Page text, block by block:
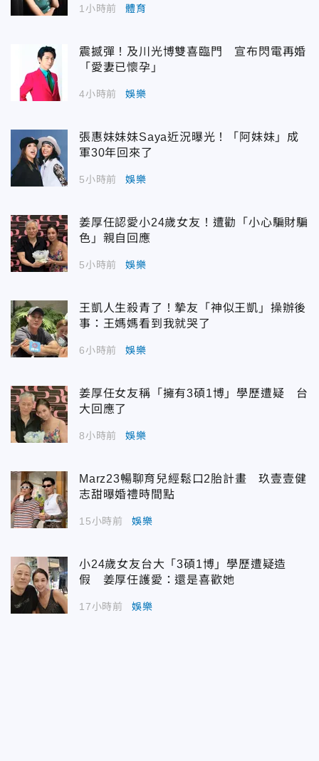
1小時前 體育
震撼彈！及川光博雙喜臨門 宣布閃電再婚
「愛妻已懷孕」
4小時前 娛樂
張惠妹妹妹Saya近況曝光！「阿妹妹」成
軍30年回來了
5小時前 娛樂
姜厚任認愛小24歲女友！遭勸「小心騙財騙
色」親自回應
5小時前 娛樂
王凱人生殺青了！摯友「神似王凱」操辦後
事：王媽媽看到我就哭了
6小時前 娛樂
姜厚任女友稱「擁有3碩1博」學歷遭疑 台
大回應了
8小時前 娛樂
Marz23暢聊育兒經鬆口2胎計畫 玖壹壹健
志甜曝婚禮時間點
15小時前 娛樂
小24歲女友台大「3碩1博」學歷遭疑造
假 姜厚任護愛：還是喜歡她
17小時前 娛樂